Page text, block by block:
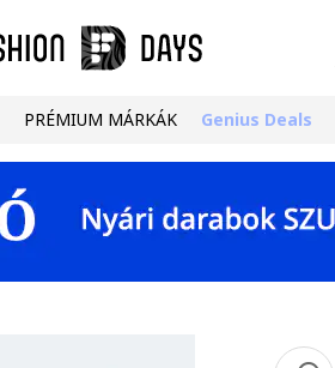
PRÉMIUM MÁRKÁK Genius Deals